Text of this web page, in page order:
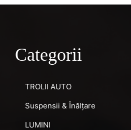
Categorii
TROLII AUTO
Suspensii & Înălțare
LUMINI